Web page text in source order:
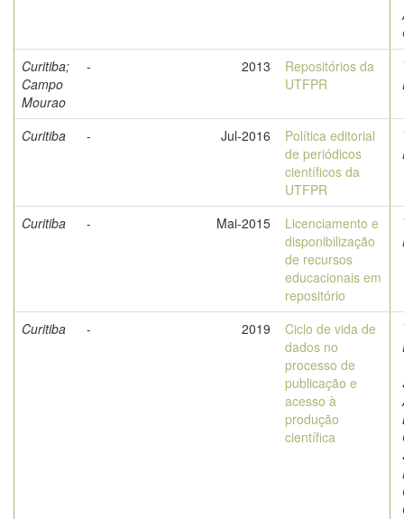
Curitiba;
Campo
Mourao
- 2013
Repositórios da
UTFPR
Curitiba - Jul-2016
Política editorial
de periódicos
científicos da
UTFPR
Curitiba - Mai-2015
Licenciamento e
disponibilização
de recursos
educacionais em
repositório
Curitiba - 2019
Ciclo de vida de
dados no
processo de
publicação e
acesso à
produção
científica